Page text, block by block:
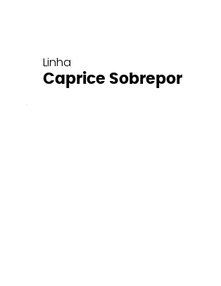
Linha
Caprice Sobrepor